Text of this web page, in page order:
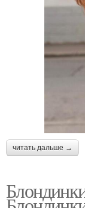
читать дальше →